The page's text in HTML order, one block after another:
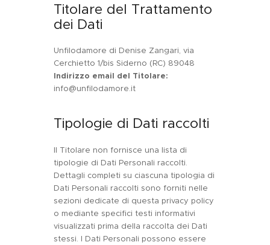
Titolare del Trattamento
dei Dati
Unfilodamore di Denise Zangari, via
Cerchietto 1/bis Siderno (RC) 89048
Indirizzo email del Titolare:
info@unfilodamore.it
Tipologie di Dati raccolti
Il Titolare non fornisce una lista di
tipologie di Dati Personali raccolti.
Dettagli completi su ciascuna tipologia di
Dati Personali raccolti sono forniti nelle
sezioni dedicate di questa privacy policy
o mediante specifici testi informativi
visualizzati prima della raccolta dei Dati
stessi. I Dati Personali possono essere